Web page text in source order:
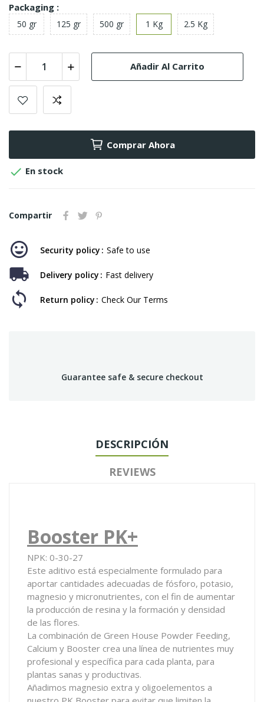
Packaging :
50 gr 125 gr 500 gr 1 Kg 2.5 Kg
Añadir Al Carrito
Comprar Ahora
 En stock
Compartir
Security policy Safe to use
Delivery policy Fast delivery
Return policy Check Our Terms
Guarantee safe & secure checkout
DESCRIPCIÓN
REVIEWS
Booster PK+
NPK: 0-30-27
Este aditivo está especialmente formulado para
aportar cantidades adecuadas de fósforo, potasio,
magnesio y micronutrientes, con el fin de aumentar
la producción de resina y la formación y densidad
de las flores.
La combinación de Green House Powder Feeding,
Calcium y Booster crea una línea de nutrientes muy
profesional y específica para cada planta, para
plantas sanas y productivas.
Añadimos magnesio extra y oligoelementos a